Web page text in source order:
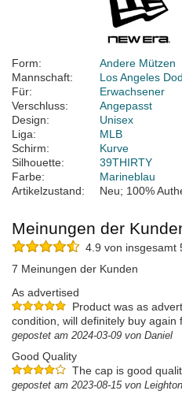
Form:
Andere Mützen
Mannschaft:
Los Angeles
Für:
Erwachsener
Verschluss:
Angepasst
Design:
Unisex
Liga:
MLB
Schirm:
Kurve
Silhouette:
39THIRTY
Farbe:
Marineblau
Artikelzustand:
Neu; 100%
Meinungen der
4.9 von insgesamt
7 Meinungen der Kunden
As advertised
Product was as
condition, will definitely buy again
gepostet am 2024-03-09 von Daniel
Good Quality
The cap is good
gepostet am 2023-08-15 von Leighton